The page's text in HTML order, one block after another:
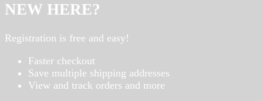
NEW HERE?
Registration is free and easy!
Faster checkout
Save multiple shipping addresses
View and track orders and more